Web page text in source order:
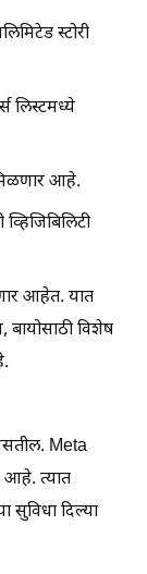
स्टोरी
लिस्टमध्ये
आहे.
आहेत. यात
विशेष
Meta
आहे. त्यात
सुविधा दिल्या